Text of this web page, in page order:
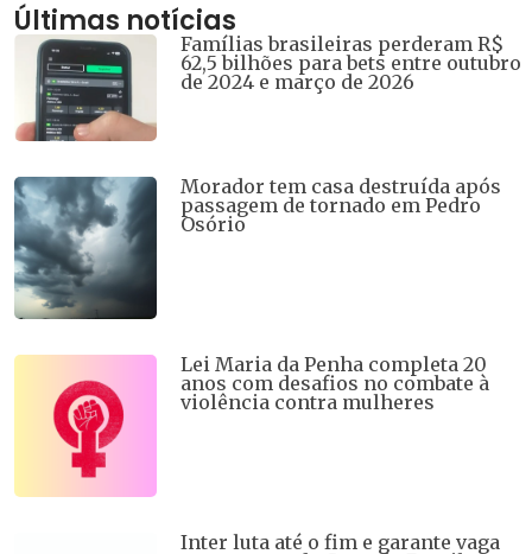
Últimas notícias
Famílias brasileiras perderam R$
62,5 bilhões para bets entre outubro
de 2024 e março de 2026
Morador tem casa destruída após
passagem de tornado em Pedro
Osório
Lei Maria da Penha completa 20
anos com desafios no combate à
violência contra mulheres
Inter luta até o fim e garante vaga